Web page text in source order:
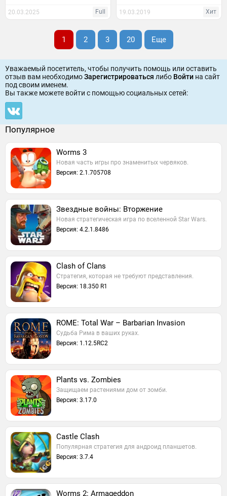
20.03.2025 Full 19.03.2019 Хит
1 2 3 20 Еще
Уважаемый посетитель, чтобы получить помощь или оставить
отзыв вам необходимоЗарегистрироваться либо Войти на сайт
под своим именем.
Вы также можете войти c помощью социальных сетей:
Популярное
Worms 3
Новая часть игры про знаменитых червяков.
Версия: 2.1.705708
Звездные войны: Вторжение
Новая стратегическая игра по вселенной Star Wars.
Версия: 4.2.1.8486
Clash of Clans
Стратегия, которая не требуют представления.
Версия: 18.350 R1
ROME: Total War – Barbarian Invasion
Судьба Рима в ваших руках.
Версия: 1.12.5RC2
Plants vs. Zombies
Защищаем растениями дом от зомби.
Версия: 3.17.0
Castle Clash
Популярная стратегия для андроид планшетов.
Версия: 3.7.4
Worms 2: Armageddon